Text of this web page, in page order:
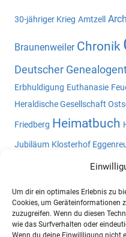
Um dir ein optimales Erlebnis zu
Cookies, um Geräteinformationen
zuzugreifen. Wenn du diesen
wie das Surfverhalten oder
Wenn du deine Einwillligung nicht
30-jähriger Krieg Amtzell
Braunenweiler Chronik
Deutscher
Erbhuldigung Euthanasie
Heraldische Gesellschaft
Friedberg Heimatbuch
Jubiläum Klosterhof
Landvogtei Schwaben
Ortsheimatbuch
Potsdam